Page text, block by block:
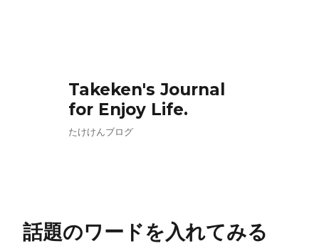
Takeken's Journal
for Enjoy Life.
たけけんブログ
話題のワードを入れてみる